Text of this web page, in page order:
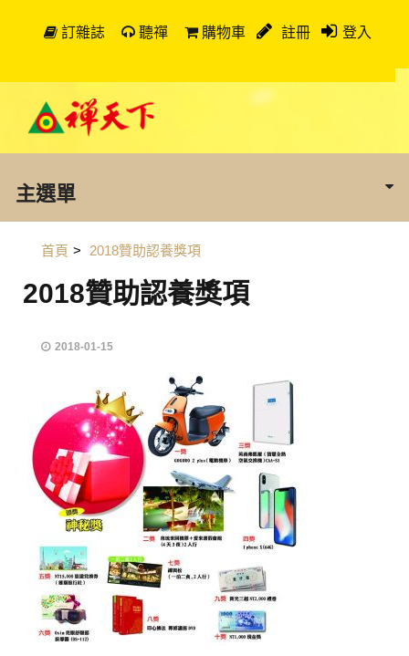
訂雜誌 聽禪 購物車 註冊 登入
主選單
首頁 > 2018贊助認養獎項
2018贊助認養獎項
2018-01-15